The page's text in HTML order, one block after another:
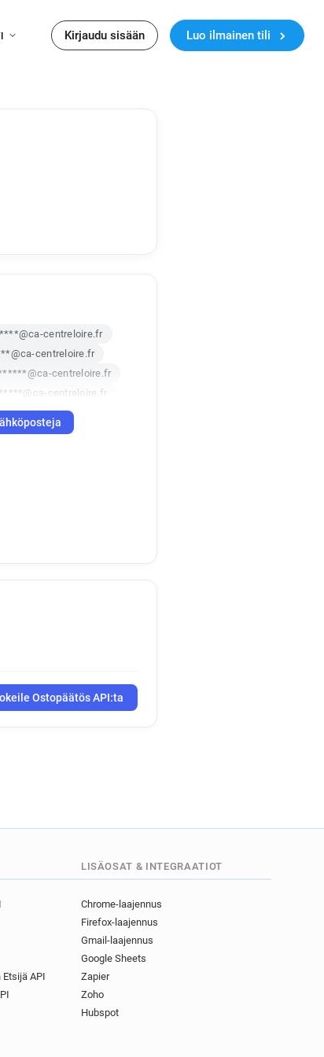
Kirjaudu sisään Luo ilmainen tili
centreloire.fr
centreloire.fr
centreloire.fr
centreloire.fr
centreloire.fr
centreloire.fr
centreloire.fr
centreloire.fr
centreloire.fr
centreloire.fr
centreloire.fr
o*****@ca-centreloire.fr
centreloire.fr
j******@ca-centreloire.fr
Ostopäätös API:ta
API
LISÄOSAT & INTEGRAATIOT
Chrome-laajennus
Firefox-laajennus
Gmail-laajennus
Google Sheets
Zapier
Zoho
Hubspot